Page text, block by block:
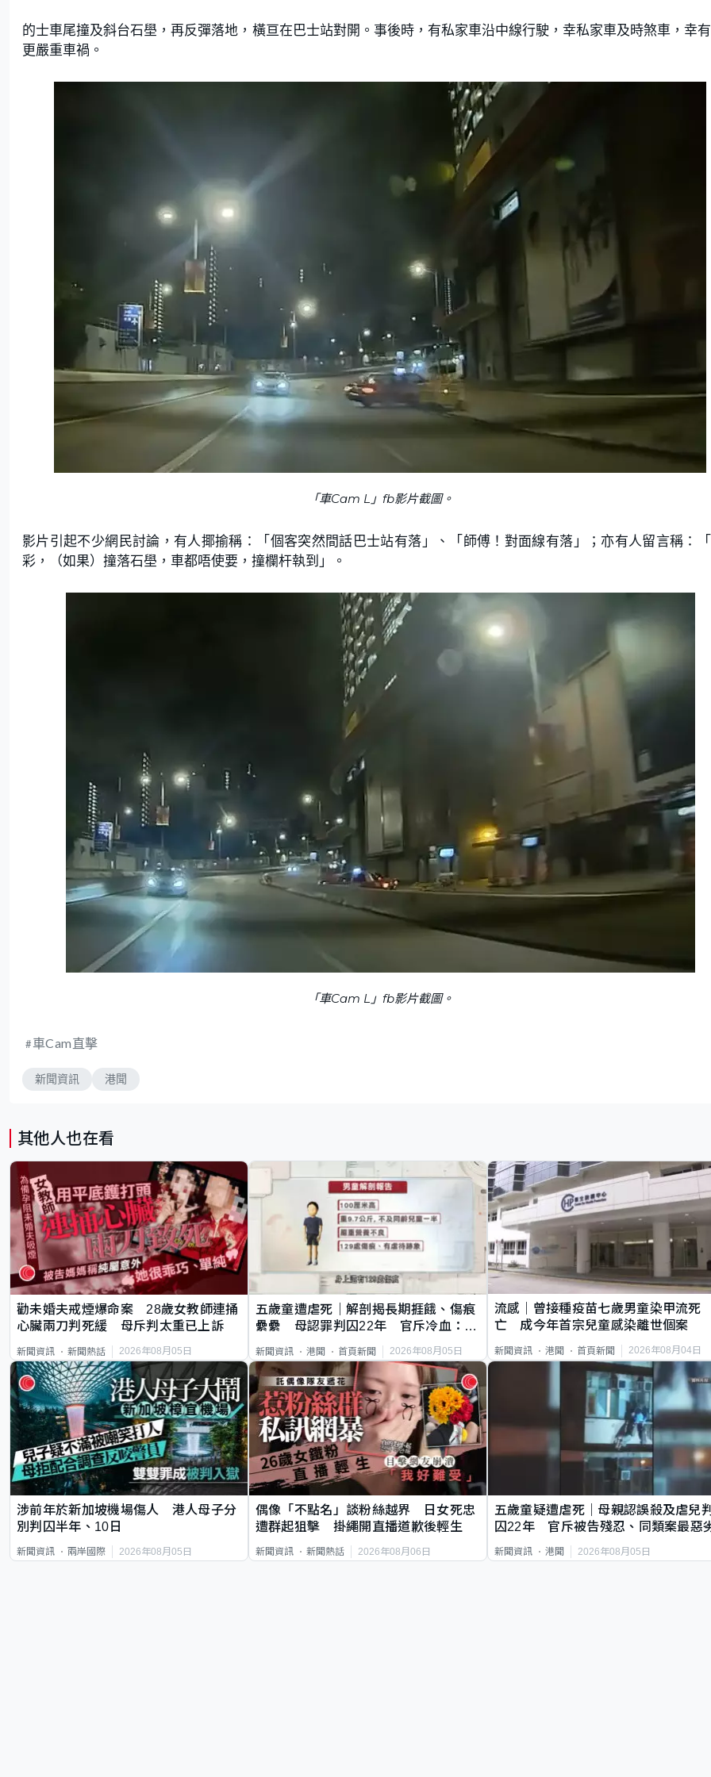
的士車尾撞及斜台石壆，再反彈落地，橫亘在巴士站對開。事後時，有私家車沿中線行駛，幸私家車及時煞車，幸
更嚴重車禍。
「車Cam L」fb影片截圖。
影片引起不少網民討論，有人揶揄稱：「個客突然間話巴士站有落」、「師傅！對面線有落」；亦有人留言稱：
彩，（如果）撞落石壆，車都唔使要，撞欄杆執到」。
「車Cam L」fb影片截圖。
車Cam直擊
新聞資訊 港聞
其他人也在看
勸未婚夫戒煙爆命案 28歲女教師連捅
心臟兩刀判死緩 母斥判太重已上訴
新聞資訊 新聞熱話 2026年08月05日
五歲童遭虐死｜解剖揭長期捱餓、傷痕
纍纍 母認罪判囚22年 官斥冷血：同
新聞資訊 港聞 首頁新聞 2026年08月05日
流感｜曾接種疫苗七歲男童染甲流死
亡 成今年首宗兒童感染離世個案
新聞資訊 港聞 首頁新聞 2026年08月04日
涉前年於新加坡機場傷人 港人母子分
別判囚半年、10日
新聞資訊 兩岸國際 2026年08月05日
偶像「不點名」談粉絲越界 日女死忠
遭群起狙擊 掛繩開直播道歉後輕生
新聞資訊 新聞熱話 2026年08月06日
五歲童疑遭虐死｜母親認誤殺及虐兒
囚22年 官斥被告殘忍、同類案最惡
新聞資訊 港聞 2026年08月05日